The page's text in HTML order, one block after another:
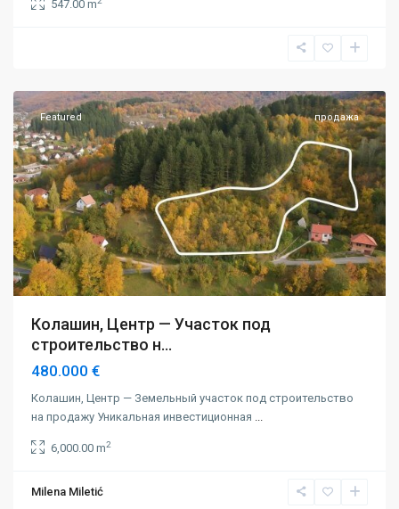
547.00 m
Featured продажа
Колашин, Центр — Участок под
строительство н...
480.000 €
Колашин, Центр — Земельный участок под строительство
на продажу Уникальная инвестиционная ...
6,000.00 m2
Milena Miletić